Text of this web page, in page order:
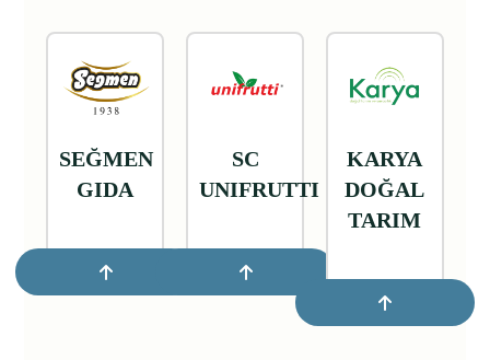
SEĞMEN
GIDA
SC
UNIFRUTTI
KARYA
DOĞAL
TARIM